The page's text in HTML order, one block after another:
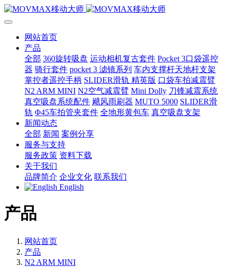
网站首页
产品
全部 360旋转吸盘 运动相机复古套件 Pocket 3口袋遥控
器 骑行套件 pocket 3 滤镜系列 车内支撑杆天地杆支架
掌控者遥控手柄 SLIDER滑轨 精英版 口袋车拍减震臂
N2 ARM MINI N2空气减震臂 Mini Dolly 刀锋减震系统
真空吸盘系统配件 飓风雨刷器 MUTO 5000 SLIDER滑
轨 Φ45车拍管夹套件 全地形黄包车 真空吸盘支架
新闻动态
全部 新闻 案例分享
服务与支持
服务政策 资料下载
关于我们
品牌简介 企业文化 联系我们
English
产品
网站首页
产品
N2 ARM MINI